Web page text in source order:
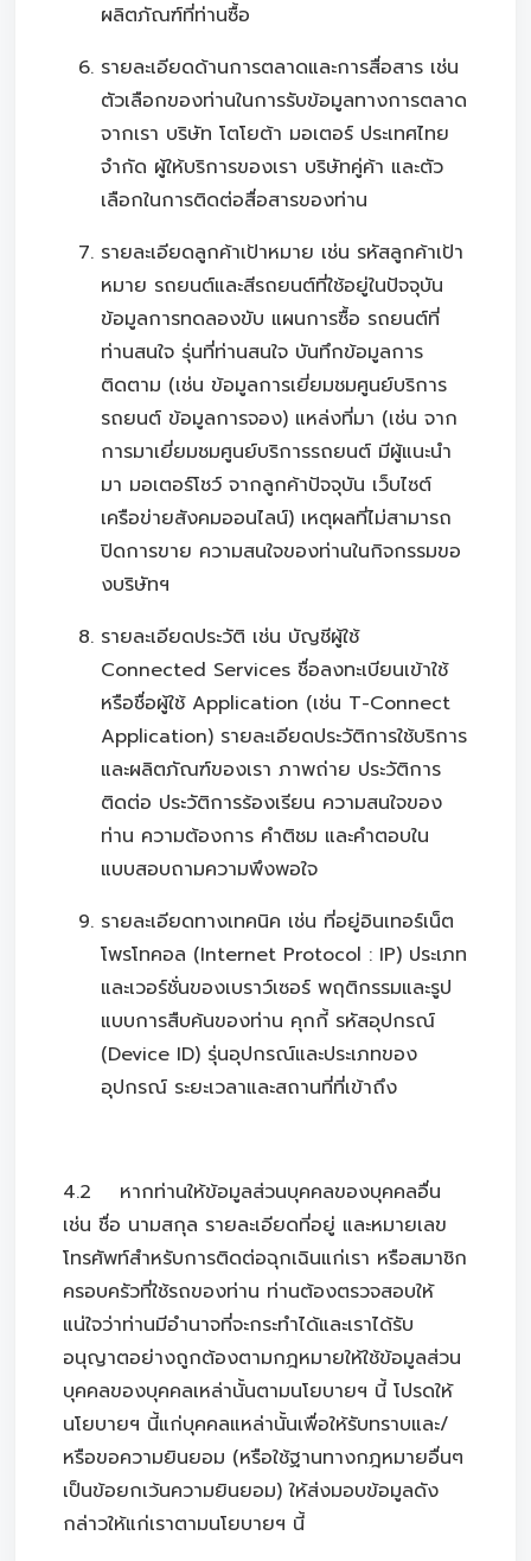
ผลิตภัณฑ์ที่ท่านซื้อ
รายละเอียดด้านการตลาดและการสื่อสาร เช่น
ตัวเลือกของท่านในการรับข้อมูลทางการตลาด
จากเรา บริษัท โตโยต้า มอเตอร์ ประเทศไทย
จำกัด ผู้ให้บริการของเรา บริษัทคู่ค้า และตัว
เลือกในการติดต่อสื่อสารของท่าน
รายละเอียดลูกค้าเป้าหมาย เช่น รหัสลูกค้าเป้า
หมาย รถยนต์และสีรถยนต์ที่ใช้อยู่ในปัจจุบัน
ข้อมูลการทดลองขับ แผนการซื้อ รถยนต์ที่
ท่านสนใจ รุ่นที่ท่านสนใจ บันทึกข้อมูลการ
ติดตาม (เช่น ข้อมูลการเยี่ยมชมศูนย์บริการ
รถยนต์ ข้อมูลการจอง) แหล่งที่มา (เช่น จาก
การมาเยี่ยมชมศูนย์บริการรถยนต์ มีผู้แนะนำ
มา มอเตอร์โชว์ จากลูกค้าปัจจุบัน เว็บไซต์
เครือข่ายสังคมออนไลน์) เหตุผลที่ไม่สามารถ
ปิดการขาย ความสนใจของท่านในกิจกรรมขอ
งบริษัทฯ
รายละเอียดประวัติ เช่น บัญชีผู้ใช้
Connected Services ชื่อลงทะเบียนเข้าใช้
หรือชื่อผู้ใช้ Application (เช่น T-Connect
Application) รายละเอียดประวัติการใช้บริการ
และผลิตภัณฑ์ของเรา ภาพถ่าย ประวัติการ
ติดต่อ ประวัติการร้องเรียน ความสนใจของ
ท่าน ความต้องการ คำติชม และคำตอบใน
แบบสอบถามความพึงพอใจ
รายละเอียดทางเทคนิค เช่น ที่อยู่อินเทอร์เน็ต
โพรโทคอล (Internet Protocol : IP) ประเภท
และเวอร์ชั่นของเบราว์เซอร์ พฤติกรรมและรูป
แบบการสืบค้นของท่าน คุกกี้ รหัสอุปกรณ์
(Device ID) รุ่นอุปกรณ์และประเภทของ
อุปกรณ์ ระยะเวลาและสถานที่ที่เข้าถึง
4.2 หากท่านให้ข้อมูลส่วนบุคคลของบุคคลอื่น
เช่น ชื่อ นามสกุล รายละเอียดที่อยู่ และหมายเลข
โทรศัพท์สำหรับการติดต่อฉุกเฉินแก่เรา หรือสมาชิก
ครอบครัวที่ใช้รถของท่าน ท่านต้องตรวจสอบให้
แน่ใจว่าท่านมีอำนาจที่จะกระทำได้และเราได้รับ
อนุญาตอย่างถูกต้องตามกฎหมายให้ใช้ข้อมูลส่วน
บุคคลของบุคคลเหล่านั้นตามนโยบายฯ นี้ โปรดให้
นโยบายฯ นี้แก่บุคคลแหล่านั้นเพื่อให้รับทราบและ/
หรือขอความยินยอม (หรือใช้ฐานทางกฎหมายอื่นๆ
เป็นข้อยกเว้นความยินยอม) ให้ส่งมอบข้อมูลดัง
กล่าวให้แก่เราตามนโยบายฯ นี้